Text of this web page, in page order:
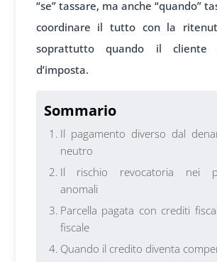
“se” tassare, ma anche “quando”
coordinare il tutto con la
soprattutto quando il cliente
d’imposta.
Sommario
Il pagamento diverso dal
neutro
Il rischio revocatoria nei
anomali
Parcella pagata con crediti
fiscale
Quando il credito diventa